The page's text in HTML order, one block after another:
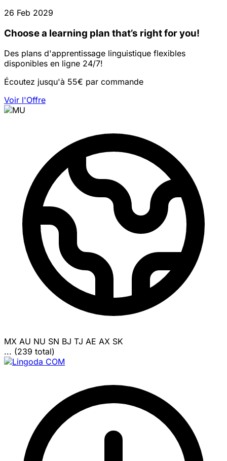
26 Feb 2029
Choose a learning plan that’s right for you!
Des plans d'apprentissage linguistique flexibles
disponibles en ligne 24/7!
Écoutez jusqu'à 55€ par commande
Voir l'Offre
MX AU NU SN BJ TJ AE AX SK
... (239 total)